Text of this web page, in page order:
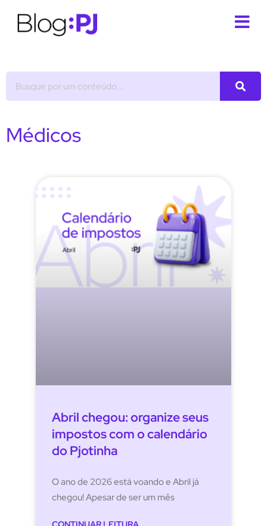
Médicos
Abril chegou: organize seus
impostos com o calendário
do Pjotinha
O ano de 2026 está voando e Abril já
chegou! Apesar de ser um mês